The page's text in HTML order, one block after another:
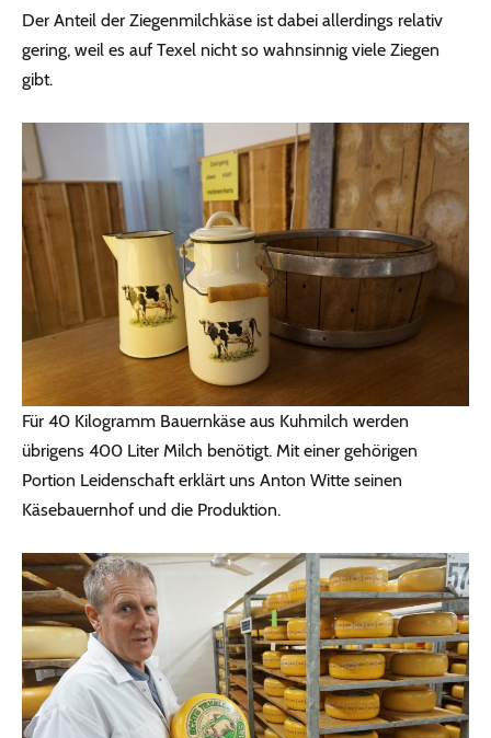
Der Anteil der Ziegenmilchkäse ist dabei allerdings relativ
gering, weil es auf Texel nicht so wahnsinnig viele Ziegen
gibt.
Für 40 Kilogramm Bauernkäse aus Kuhmilch werden
übrigens 400 Liter Milch benötigt. Mit einer gehörigen
Portion Leidenschaft erklärt uns Anton Witte seinen
Käsebauernhof und die Produktion.